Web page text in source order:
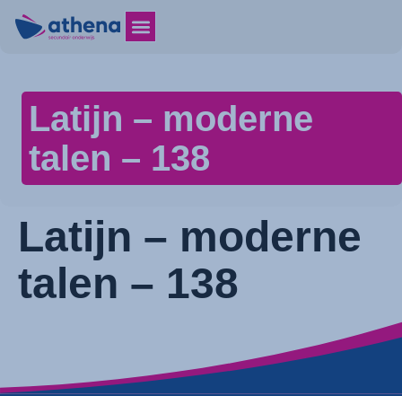
Latijn – moderne
talen – 138
Latijn – moderne
talen – 138